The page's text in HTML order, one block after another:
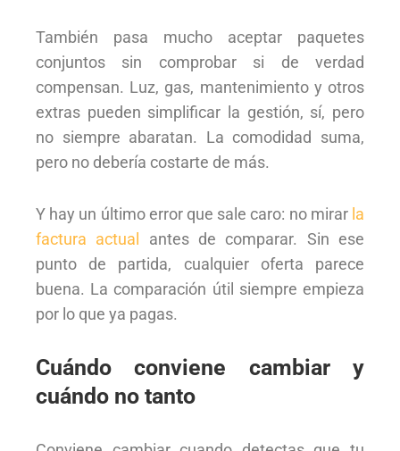
También pasa mucho aceptar paquetes
conjuntos sin comprobar si de verdad
compensan. Luz, gas, mantenimiento y otros
extras pueden simplificar la gestión, sí, pero
no siempre abaratan. La comodidad suma,
pero no debería costarte de más.
Y hay un último error que sale caro: no mirar la
factura actual
antes de comparar. Sin ese
punto de partida, cualquier oferta parece
buena. La comparación útil siempre empieza
por lo que ya pagas.
Cuándo conviene cambiar y
cuándo no tanto